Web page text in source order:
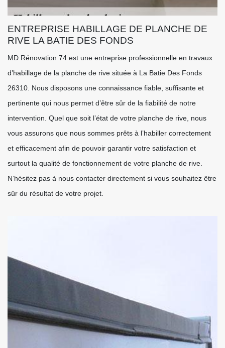
ENTREPRISE HABILLAGE DE PLANCHE DE
RIVE LA BATIE DES FONDS
MD Rénovation 74 est une entreprise professionnelle en travaux
d’habillage de la planche de rive située à La Batie Des Fonds
26310. Nous disposons une connaissance fiable, suffisante et
pertinente qui nous permet d’être sûr de la fiabilité de notre
intervention. Quel que soit l’état de votre planche de rive, nous
vous assurons que nous sommes prêts à l’habiller correctement
et efficacement afin de pouvoir garantir votre satisfaction et
surtout la qualité de fonctionnement de votre planche de rive.
N’hésitez pas à nous contacter directement si vous souhaitez être
sûr du résultat de votre projet.